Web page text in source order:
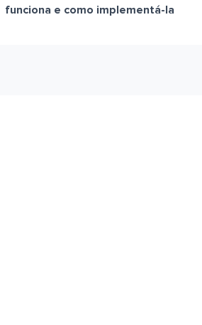
funciona e como implementá-la